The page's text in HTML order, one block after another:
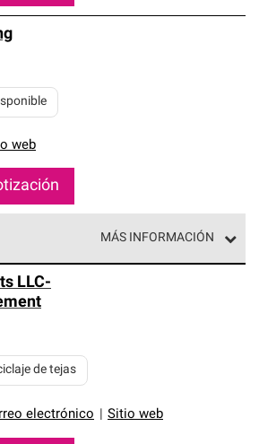
web
MÁS INFORMACIÓN
de profesionales de techos
estándares y requisitos estrictos
confiabilidad.
LLC-
electrónico Sitio web
de tejas